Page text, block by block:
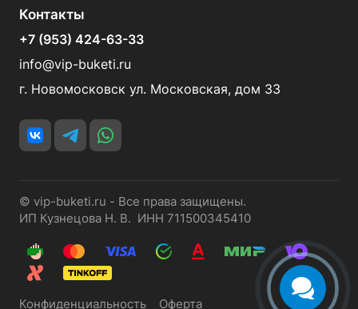
Контакты
+7 (953) 424-63-33
info@vip-buketi.ru
г. Новомосковск ул. Московская, дом 33
© vip-buketi.ru - Все права защищены.
ИП Кузнецова Н. В. ИНН 711500345410
Конфиденциальность Оферта